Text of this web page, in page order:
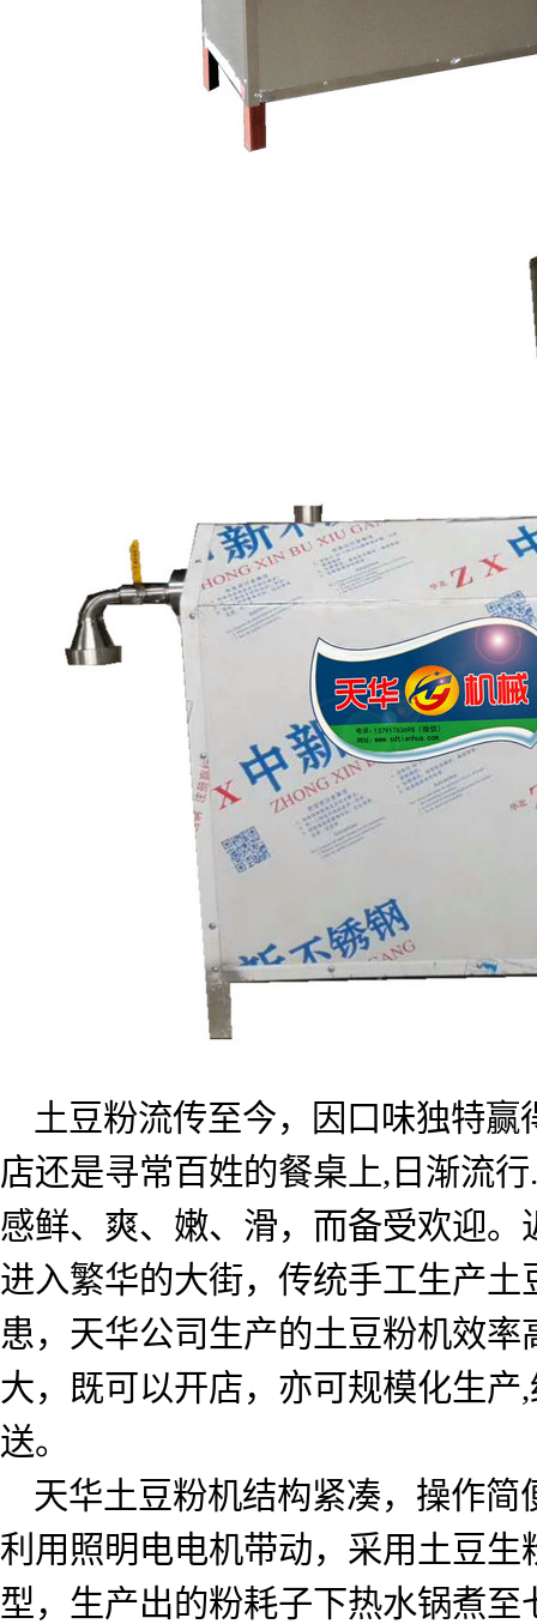
土豆粉流传至今，因口味独特
店还是寻常百姓的餐桌上, 日渐流行.
感鲜、爽、嫩、滑，而备受欢迎
进入繁华的大街，传统手工生产
患，天华公司生产的土豆粉机效
大，既可以开店，亦可规模化生产,
送。
天华土豆粉机结构紧凑，操作
利用照明电电机带动，采用土豆
型，生产出的粉耗子下热水锅煮